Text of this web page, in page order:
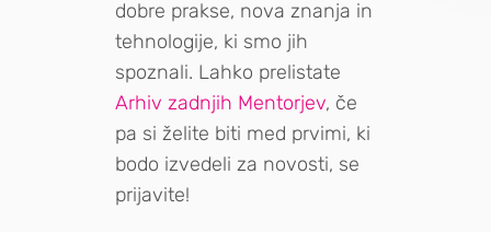
dobre prakse, nova znanja in
tehnologije, ki smo jih
spoznali. Lahko prelistate
Arhiv zadnjih Mentorjev, če
pa si želite biti med prvimi, ki
bodo izvedeli za novosti, se
prijavite!